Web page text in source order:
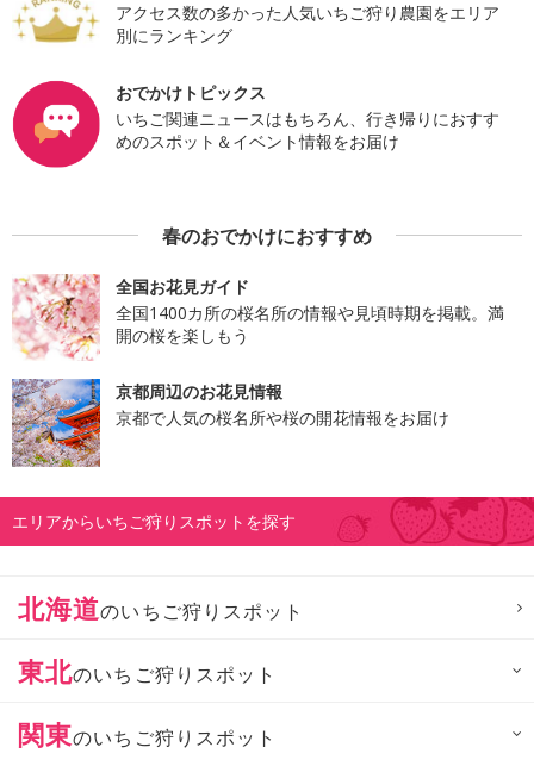
アクセス数の多かった人気いちご狩り農園をエリア
別にランキング
おでかけトピックス
いちご関連ニュースはもちろん、行き帰りにおすす
めのスポット＆イベント情報をお届け
春のおでかけにおすすめ
全国お花見ガイド
全国1400カ所の桜名所の情報や見頃時期を掲載。満
開の桜を楽しもう
京都周辺のお花見情報
京都で人気の桜名所や桜の開花情報をお届け
エリアからいちご狩りスポットを探す
北海道のいちご狩りスポット
東北のいちご狩りスポット
関東のいちご狩りスポット